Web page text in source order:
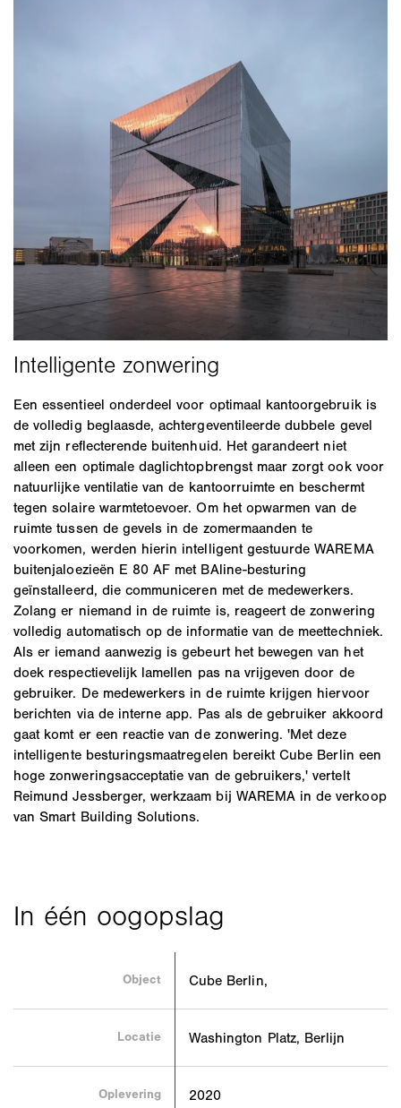
Een essentieel onderdeel voor optimaal kantoorgebruik is
de volledig beglaasde, achtergeventileerde dubbele gevel
met zijn reflecterende buitenhuid. Het garandeert niet
alleen een optimale daglichtopbrengst maar zorgt ook voor
natuurlijke ventilatie van de kantoorruimte en beschermt
tegen solaire warmtetoevoer. Om het opwarmen van de
ruimte tussen de gevels in de zomermaanden te
voorkomen, werden hierin intelligent gestuurde WAREMA
buitenjaloezieën E 80 AF met BAline-besturing
geïnstalleerd, die communiceren met de medewerkers.
Zolang er niemand in de ruimte is, reageert de zonwering
volledig automatisch op de informatie van de meettechniek.
Als er iemand aanwezig is gebeurt het bewegen van het
doek respectievelijk lamellen pas na vrijgeven door de
gebruiker. De medewerkers in de ruimte krijgen hiervoor
berichten via de interne app. Pas als de gebruiker akkoord
gaat komt er een reactie van de zonwering. 'Met deze
intelligente besturingsmaatregelen bereikt Cube Berlin een
hoge zonweringsacceptatie van de gebruikers,' vertelt
Reimund Jessberger, werkzaam bij WAREMA in de verkoop
van Smart Building Solutions.
Object Cube Berlin,
Locatie Washington Platz, Berlijn
Oplevering 2020